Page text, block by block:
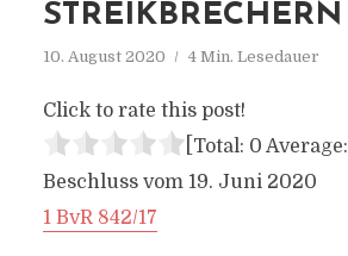
STREIKBRECHERN
10. August 2020 4 Min. Lesedauer
Click to rate this post!
[Total: 0 Average:
Beschluss vom 19. Juni 2020
1 BvR 842/17